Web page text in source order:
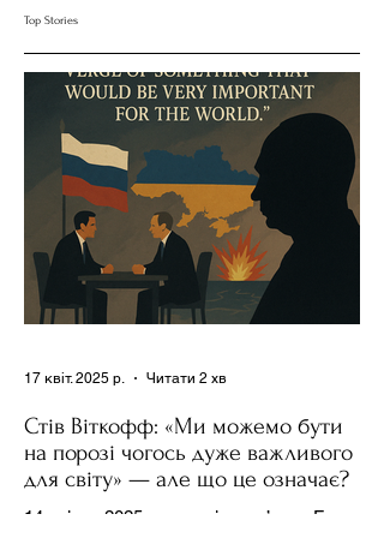
Top Stories
Стів Віткофф: «Ми можемо бути
на порозі чогось дуже важливого
для світу» — але що це означає?
14 квітня 2025 року , в інтерв’ю на Fox
17 квіт. 2025 р. Читати 2 хв